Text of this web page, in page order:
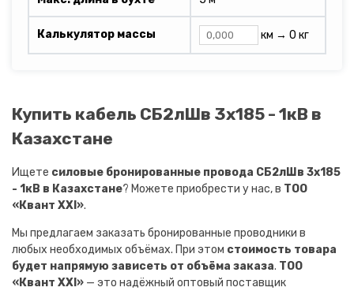
Калькулятор массы км → 0 кг
Купить кабель СБ2лШв 3х185 - 1кВ в
Казахстане
Ищете силовые бронированные провода СБ2лШв 3х185
- 1кВ в Казахстане? Можете приобрести у нас, в ТОО
«Квант XXI».
Мы предлагаем заказать бронированные проводники в
любых необходимых объёмах. При этом стоимость товара
будет напрямую зависеть от объёма заказа. ТОО
«Квант XXI» — это надёжный оптовый поставщик